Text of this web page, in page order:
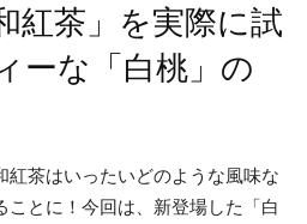
紅茶」を実際に試
ーな「白桃」の
紅茶はいったいどのような風味な
とに！今回は、新登場した「白